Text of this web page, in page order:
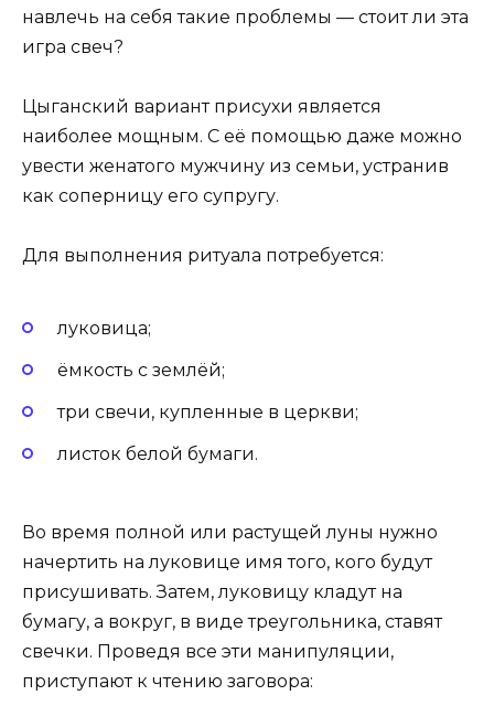
навлечь на себя такие проблемы — стоит ли эта
игра свеч?
Цыганский вариант присухи является
наиболее мощным. С её помощью даже можно
увести женатого мужчину из семьи, устранив
как соперницу его супругу.
Для выполнения ритуала потребуется:
луковица;
ёмкость с землёй;
три свечи, купленные в церкви;
листок белой бумаги.
Во время полной или растущей луны нужно
начертить на луковице имя того, кого будут
присушивать. Затем, луковицу кладут на
бумагу, а вокруг, в виде треугольника, ставят
свечки. Проведя все эти манипуляции,
приступают к чтению заговора: